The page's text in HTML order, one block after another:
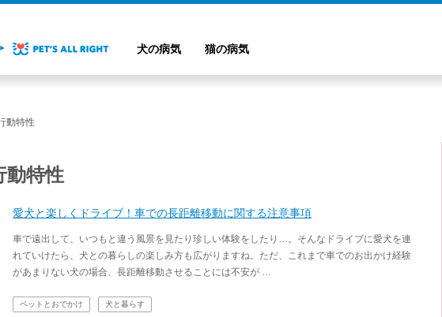
犬の病気 猫の病気
動特性
動特性
愛犬と楽しくドライブ！車での長距離移動に関する注意事項
車で遠出して、いつもと違う風景を見たり珍しい体験をしたり…。そんなドライブに愛犬を連
れていけたら、犬との暮らしの楽しみ方も広がりますね。ただ、これまで車でのお出かけ経験
があまりない犬の場合、長距離移動させることには不安が …
ペットとおでかけ 犬と暮らす